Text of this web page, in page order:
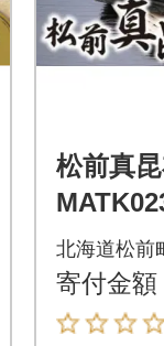
松前真
北海道松前
寄付金額